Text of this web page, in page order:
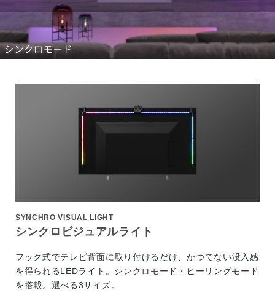
SYNCHRO VISUAL LIGHT
シンクロビジュアルライト​
フック式でテレビ背面に取り付けるだけ、かつてない没入感
を得られるLEDライト。シンクロモード・ヒーリングモード
を搭載。選べる3サイズ。